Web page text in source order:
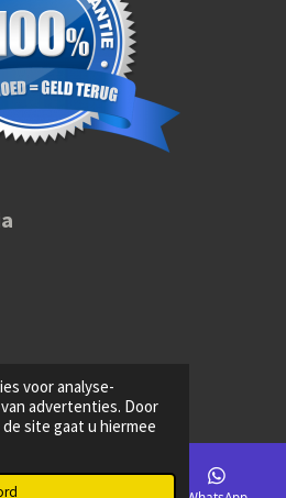
voor analyse-
advertenties. Door
site gaat u hiermee